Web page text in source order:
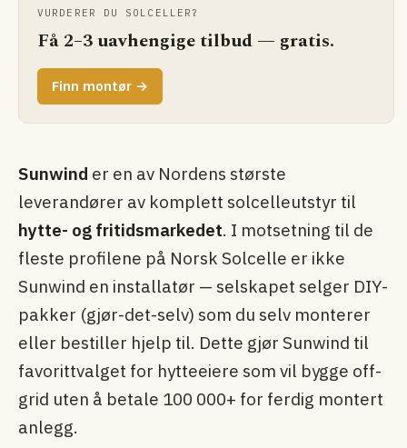
VURDERER DU SOLCELLER?
Få 2–3 uavhengige tilbud — gratis.
Finn montør →
Sunwind er en av Nordens største
leverandører av komplett solcelleutstyr til
hytte- og fritidsmarkedet. I motsetning til de
fleste profilene på Norsk Solcelle er ikke
Sunwind en installatør — selskapet selger DIY-
pakker (gjør-det-selv) som du selv monterer
eller bestiller hjelp til. Dette gjør Sunwind til
favorittvalget for hytteeiere som vil bygge off-
grid uten å betale 100 000+ for ferdig montert
anlegg.